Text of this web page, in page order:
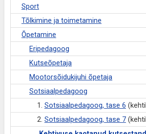
Sport
Tõlkimine ja toimetamine
Õpetamine
Eripedagoog
Kutseõpetaja
Mootorsõidukijuhi õpetaja
Sotsiaalpedagoog
1. Sotsiaalpedagoog, tase 6
2. Sotsiaalpedagoog, tase 7